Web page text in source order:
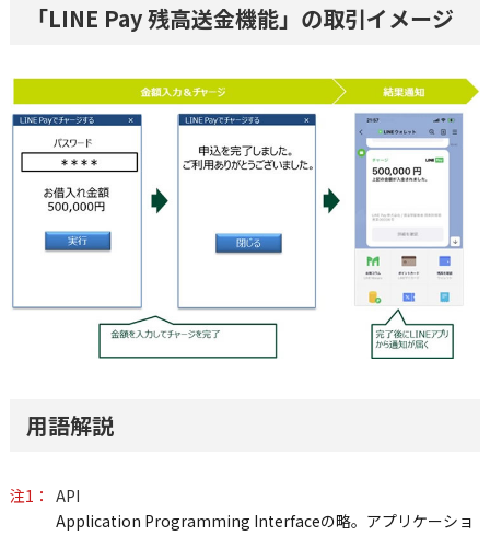
「LINE Pay 残高送金機能」の取引イメージ
用語解説
注1： API
Application Programming Interfaceの略。アプリケーショ